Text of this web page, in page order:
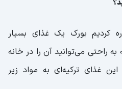
کردیم بورک یک غذای بسیار
می‌توانید آن را در خانه
غذای ترکیه‌ای به مواد زیر